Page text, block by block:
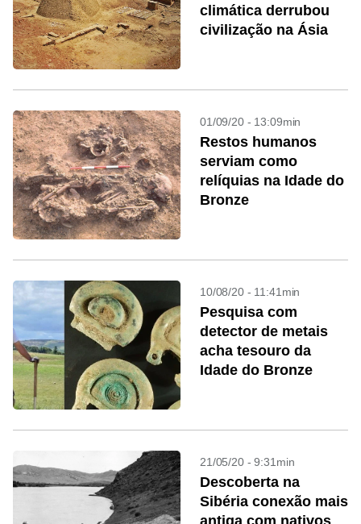
climática derrubou
civilização na Ásia
01/09/20 - 13:09min
Restos humanos
serviam como
relíquias na Idade do
Bronze
10/08/20 - 11:41min
Pesquisa com
detector de metais
acha tesouro da
Idade do Bronze
21/05/20 - 9:31min
Descoberta na
Sibéria conexão mais
antiga com nativos